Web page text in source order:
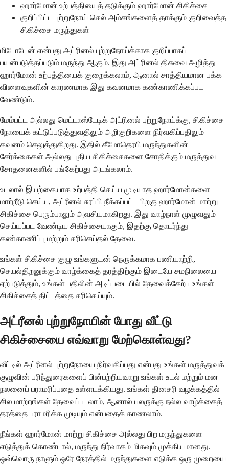
ஹார்மோன் உற்பத்தியைத் தடுக்கும் ஹார்மோன் சிகிச்சை
குறிப்பிட்ட புற்றுநோய் செல் அம்சங்களைத் தாக்கும் குறிவைத்த
சிகிச்சை மருந்துகள்
மிடோடேன் என்பது அட்ரினல் புற்றுநோய்க்காக குறிப்பாகப்
பயன்படுத்தப்படும் மருந்து ஆகும். இது அட்ரினல் திசுவை அழித்து
ஹார்மோன் உற்பத்தியைக் குறைக்கலாம், ஆனால் சாத்தியமான பக்க
விளைவுகளின் காரணமாக இது கவனமாக கண்காணிக்கப்பட
வேண்டும்.
மேம்பட்ட அல்லது மெட்டாஸ்டேடிக் அட்ரினல் புற்றுநோய்க்கு, சிகிச்சை
நோயைக் கட்டுப்படுத்துவதிலும் அறிகுறிகளை நிர்வகிப்பதிலும்
கவனம் செலுத்துகிறது. இதில் கீமோதெரபி மருந்துகளின்
சேர்க்கைகள் அல்லது புதிய சிகிச்சைகளை சோதிக்கும் மருத்துவ
சோதனைகளில் பங்கேற்பது அடங்கலாம்.
உடலால் இயற்கையாக உற்பத்தி செய்ய முடியாத ஹார்மோன்களை
மாற்றீடு செய்ய, அட்ரீனல் சுரப்பி நீக்கப்பட்ட பிறகு ஹார்மோன் மாற்று
சிகிச்சை பெரும்பாலும் அவசியமாகிறது. இது வாழ்நாள் முழுவதும்
செய்யப்பட வேண்டிய சிகிச்சையாகும், இதற்கு தொடர்ந்து
கண்காணிப்பு மற்றும் சரிசெய்தல் தேவை.
உங்கள் சிகிச்சை குழு உங்களுடன் நெருக்கமாக பணியாற்றி,
செயல்திறனுக்கும் வாழ்க்கைத் தரத்திற்கும் இடையே சமநிலையை
ஏற்படுத்தும், உங்கள் பதிலின் அடிப்படையில் தேவைக்கேற்ப உங்கள்
சிகிச்சைத் திட்டத்தை சரிசெய்யும்.
அட்ரீனல் புற்றுநோயின் போது வீட்டு
சிகிச்சையை எவ்வாறு மேற்கொள்வது?
வீட்டில் அட்ரீனல் புற்றுநோயை நிர்வகிப்பது என்பது உங்கள் மருத்துவக்
குழுவின் பரிந்துரைகளைப் பின்பற்றியவாறு உங்கள் உடல் மற்றும் மன
நலனைப் பராமரிப்பதை உள்ளடக்கியது. உங்கள் தினசரி வழக்கத்தில்
சில மாற்றங்கள் தேவைப்படலாம், ஆனால் பலருக்கு நல்ல வாழ்க்கைத்
தரத்தை பராமரிக்க முடியும் என்பதைக் காணலாம்.
நீங்கள் ஹார்மோன் மாற்று சிகிச்சை அல்லது பிற மருந்துகளை
எடுத்துக் கொண்டால், மருந்து நிர்வாகம் மிகவும் முக்கியமானது.
ஒவ்வொரு நாளும் ஒரே நேரத்தில் மருந்துகளை எடுக்க ஒரு முறையை